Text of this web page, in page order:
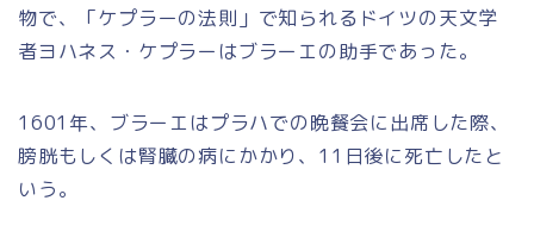
物で、「ケプラーの法則」で知られるドイツの天文学
者ヨハネス・ケプラーはブラーエの助手であった。
1601年、ブラーエはプラハでの晩餐会に出席した際、
膀胱もしくは腎臓の病にかかり、11日後に死亡したと
いう。